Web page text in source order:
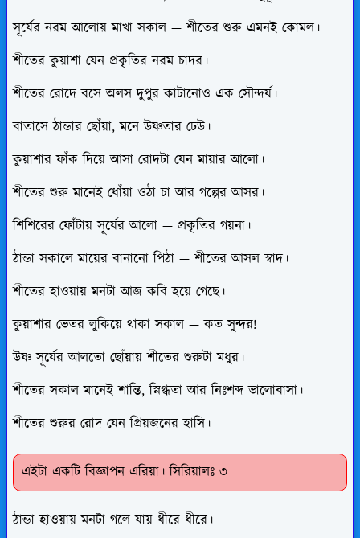
সূর্যের নরম আলোয় মাখা সকাল — শীতের শুরু এমনই কোমল।
শীতের কুয়াশা যেন প্রকৃতির নরম চাদর।
শীতের রোদে বসে অলস দুপুর কাটানোও এক সৌন্দর্য।
বাতাসে ঠান্ডার ছোঁয়া, মনে উষ্ণতার ঢেউ।
কুয়াশার ফাঁক দিয়ে আসা রোদটা যেন মায়ার আলো।
শীতের শুরু মানেই ধোঁয়া ওঠা চা আর গল্পের আসর।
শিশিরের ফোঁটায় সূর্যের আলো — প্রকৃতির গয়না।
ঠান্ডা সকালে মায়ের বানানো পিঠা — শীতের আসল স্বাদ।
শীতের হাওয়ায় মনটা আজ কবি হয়ে গেছে।
কুয়াশার ভেতর লুকিয়ে থাকা সকাল — কত সুন্দর!
উষ্ণ সূর্যের আলতো ছোঁয়ায় শীতের শুরুটা মধুর।
শীতের সকাল মানেই শান্তি, স্নিগ্ধতা আর নিঃশব্দ ভালোবাসা।
শীতের শুরুর রোদ যেন প্রিয়জনের হাসি।
এইটা একটি বিজ্ঞাপন এরিয়া। সিরিয়ালঃ ৩
ঠান্ডা হাওয়ায় মনটা গলে যায় ধীরে ধীরে।